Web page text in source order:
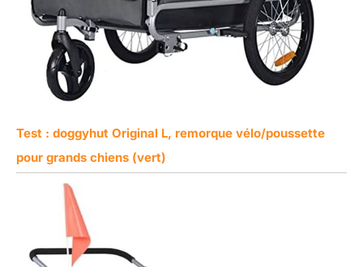
Test : doggyhut Original L, remorque vélo/poussette
pour grands chiens (vert)